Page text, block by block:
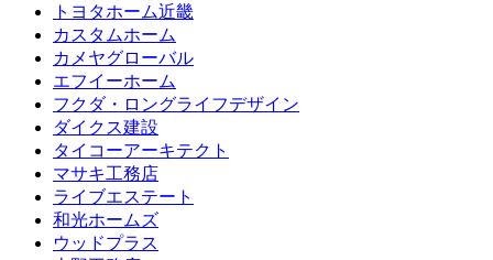
トヨタホーム近畿
カスタムホーム
カメヤグローバル
エフイーホーム
フクダ・ロングライフデザイン
ダイクス建設
タイコーアーキテクト
マサキ工務店
ライブエステート
和光ホームズ
ウッドプラス